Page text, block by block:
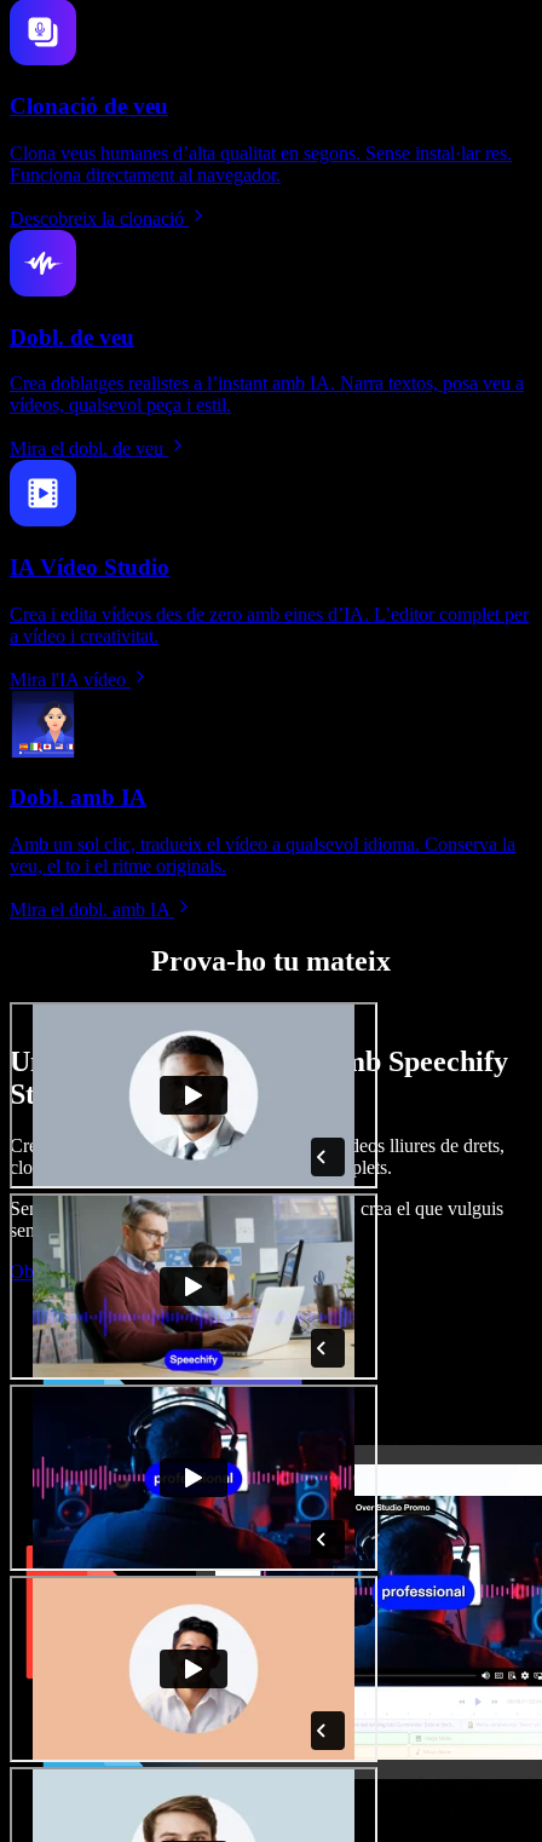
Clonació de veu
Clona veus humanes d’alta qualitat en segons. Sense instal·lar res.
Funciona directament al navegador.
Descobreix la clonació
Dobl. de veu
Crea doblatges realistes a l’instant amb IA. Narra textos, posa veu a
vídeos, qualsevol peça i estil.
Mira el dobl. de veu
IA Vídeo Studio
Crea i edita vídeos des de zero amb eines d’IA. L’editor complet per
a vídeo i creativitat.
Mira l'IA vídeo
Dobl. amb IA
Amb un sol clic, tradueix el vídeo a qualsevol idioma. Conserva la
veu, el to i el ritme originals.
Mira el dobl. amb IA
Prova-ho tu mateix
Un tastet del que pots fer amb Speechify
Studio.
Crea dobl. de veu, afegeix imatges, àudio, vídeos lliures de drets,
clona veus i munta projectes multimèdia complets.
Sense corba d’aprenentatge, tot al navegador: crea el que vulguis
sense els límits de sempre.
Obre l'Studio